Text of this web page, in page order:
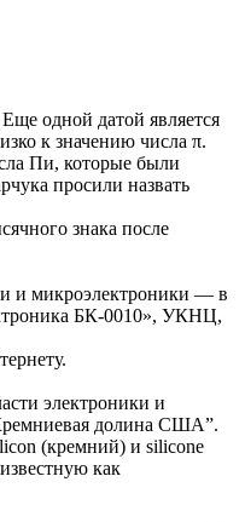
одной датой является
к значению числа π.
Пи, которые были
просили назвать
знака после
и микроэлектроники — в
БК-0010», УКНЦ,
электроники и
долина США”.
(кремний) и silicone
как